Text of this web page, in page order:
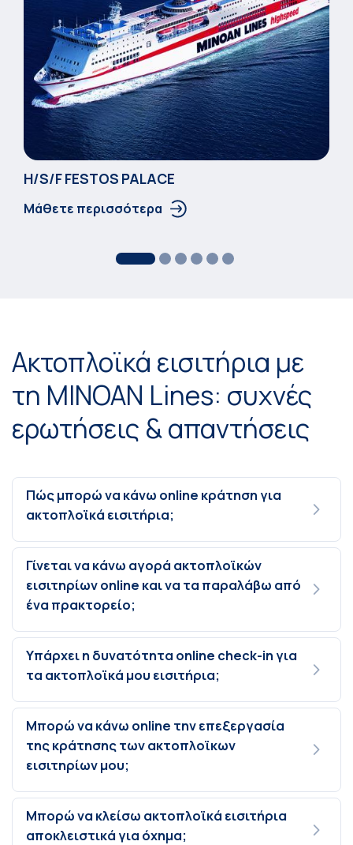
Η/S/F FESTOS PALACΕ
Μάθετε περισσότερα
Ακτοπλοϊκά εισιτήρια με
τη MINOAN Lines: συχνές
ερωτήσεις & απαντήσεις
Πώς μπορώ να κάνω online κράτηση για
ακτοπλοϊκά εισιτήρια;
Γίνεται να κάνω αγορά ακτοπλοϊκών
εισιτηρίων online και να τα παραλάβω από
ένα πρακτορείο;
Υπάρχει η δυνατότητα online check-in για
τα ακτοπλοϊκά μου εισιτήρια;
Μπορώ να κάνω online την επεξεργασία
της κράτησης των ακτοπλοϊκων
εισιτηρίων μου;
Μπορώ να κλείσω ακτοπλοϊκά εισιτήρια
αποκλειστικά για όχημα;